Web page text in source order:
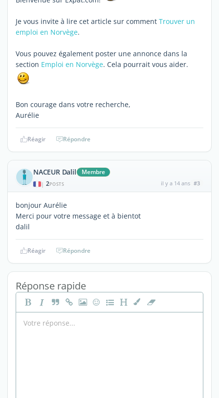
Je vous invite à lire cet article sur comment Trouver un
emploi en Norvège.
Vous pouvez également poster une annonce dans la
section Emploi en Norvège. Cela pourrait vous aider.
Bon courage dans votre recherche,
Aurélie
Réagir Répondre
NACEUR Dalil Membre
| 2POSTS il y a 14 ans #3
bonjour Aurélie
Merci pour votre message et à bientot
dalil
Réagir Répondre
Réponse rapide